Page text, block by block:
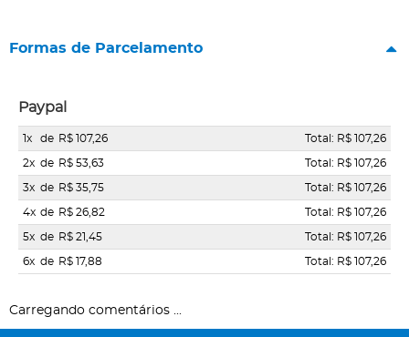
Formas de Parcelamento
Paypal
1x de R$ 107,26 Total: R$ 107,26
2x de R$ 53,63 Total: R$ 107,26
3x de R$ 35,75 Total: R$ 107,26
4x de R$ 26,82 Total: R$ 107,26
5x de R$ 21,45 Total: R$ 107,26
6x de R$ 17,88 Total: R$ 107,26
Carregando comentários ...